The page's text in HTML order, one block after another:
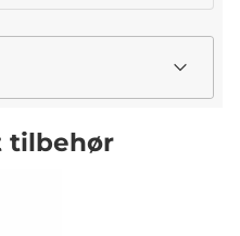
tilbehør